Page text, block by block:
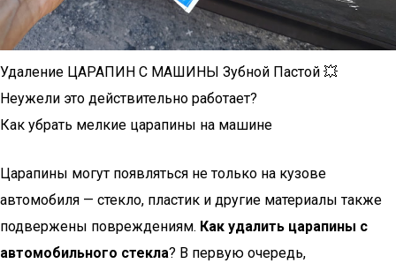
Удаление ЦАРАПИН С МАШИНЫ Зубной Пастой 💥
Неужели это действительно работает?
Как убрать мелкие царапины на машине
Царапины могут появляться не только на кузове
автомобиля — стекло, пластик и другие материалы также
подвержены повреждениям. Как удалить царапины с
автомобильного стекла? В первую очередь,